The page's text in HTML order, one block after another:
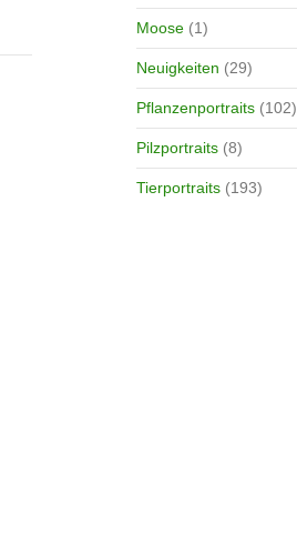
Moose(1)
Neuigkeiten (29)
Pflanzenportraits(102)
Pilzportraits(8)
Tierportraits(193)